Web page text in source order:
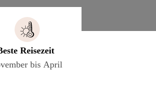
Reisezeit
bis April